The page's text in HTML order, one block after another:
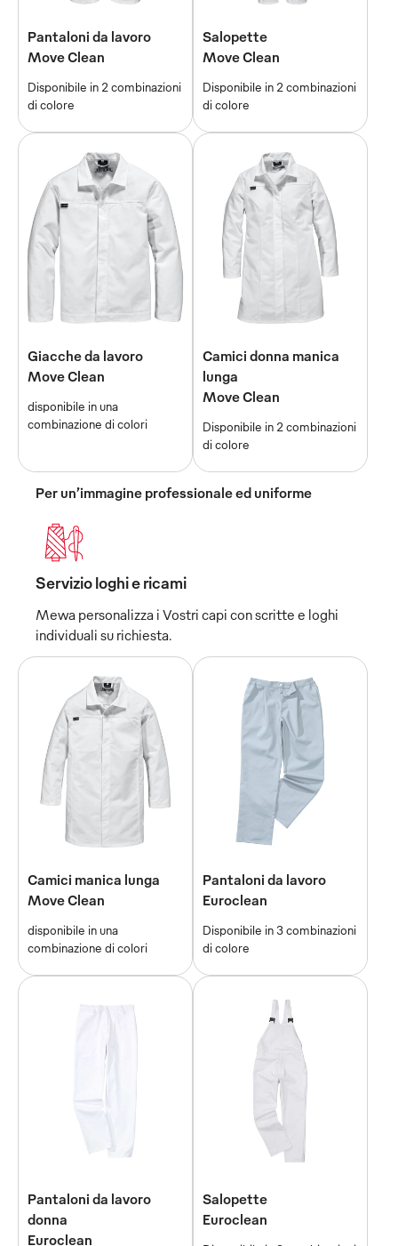
Pantaloni da lavoro
Move Clean
Disponibile in 2 combinazioni
di colore
Salopette
Move Clean
Disponibile in 2 combinazioni
di colore
Giacche da lavoro
Move Clean
disponibile in una
combinazione di colori
Camici donna manica
lunga
Move Clean
Disponibile in 2 combinazioni
di colore
Per un’immagine professionale ed uniforme
Servizio loghi e ricami
Mewa personalizza i Vostri capi con scritte e loghi
individuali su richiesta.
Camici manica lunga
Move Clean
disponibile in una
combinazione di colori
Pantaloni da lavoro
Euroclean
Disponibile in 3 combinazioni
di colore
Pantaloni da lavoro
donna
Euroclean
Salopette
Euroclean